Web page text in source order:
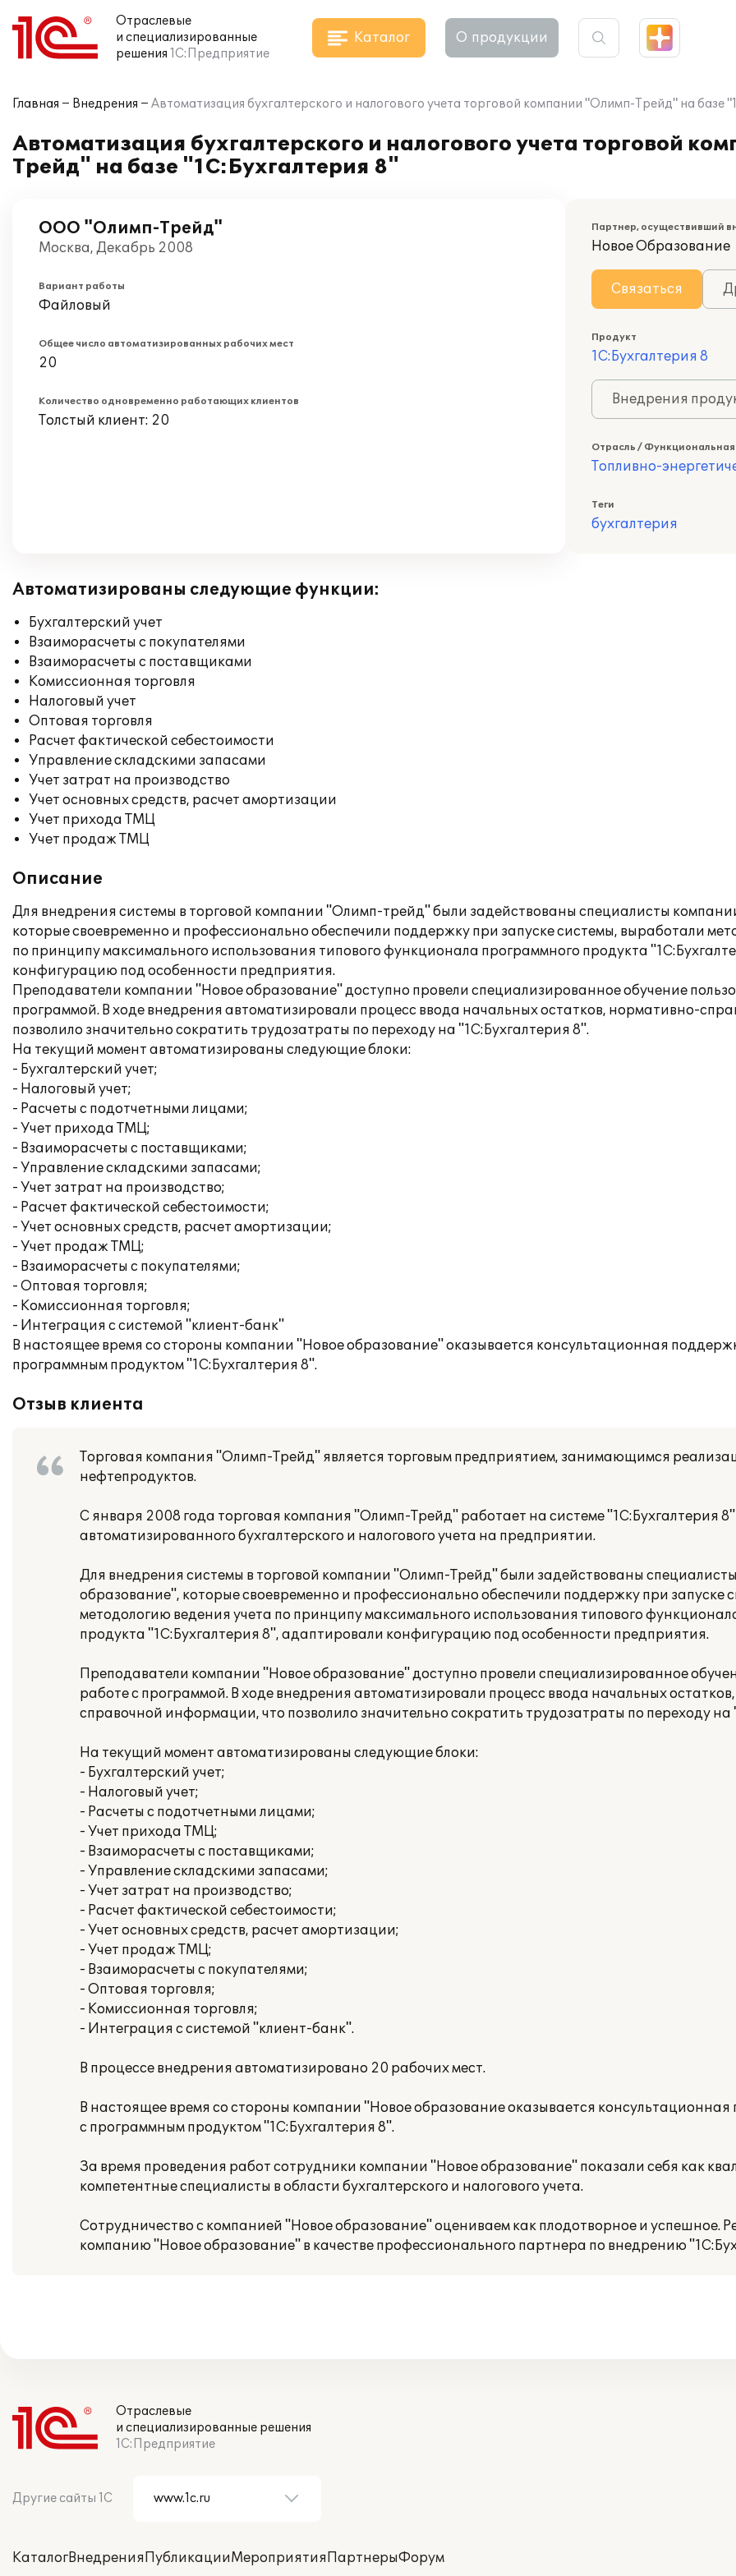
Отраслевые
и специализированные
решения 1С:Предприятие
Каталог О продукции
Главная Внедрения Автоматизация бухгалтерского и налогового учета торговой компании "Олимп-Трейд" на базе
Автоматизация бухгалтерского и налогового учета торговой
Трейд" на базе "1С:Бухгалтерия 8"
ООО "Олимп-Трейд"
Москва, Декабрь 2008
Вариант работы
Файловый
Общее число автоматизированных рабочих мест
20
Количество одновременно работающих клиентов
Толстый клиент: 20
Партнер, осуществивший
Новое Образование
Связаться
Продукт
1С:Бухгалтерия 8
Внедрения
Отрасль / Функциональная
Топливно-
Теги
бухгалтерия
Автоматизированы следующие функции:
Бухгалтерский учет
Взаиморасчеты с покупателями
Взаиморасчеты с поставщиками
Комиссионная торговля
Налоговый учет
Оптовая торговля
Расчет фактической себестоимости
Управление складскими запасами
Учет затрат на производство
Учет основных средств, расчет амортизации
Учет прихода ТМЦ
Учет продаж ТМЦ
Описание
Для внедрения системы в торговой компании "Олимп-трейд" были задействованы специалисты
которые своевременно и профессионально обеспечили поддержку при запуске системы, выработали
по принципу максимального использования типового функционала программного продукта
конфигурацию под особенности предприятия.
Преподаватели компании "Новое образование" доступно провели специализированное обучение
программой. В ходе внедрения автоматизировали процесс ввода начальных остатков, нормативно-
позволило значительно сократить трудозатраты по переходу на "1С:Бухгалтерия 8".
На текущий момент автоматизированы следующие блоки:
- Бухгалтерский учет;
- Налоговый учет;
- Расчеты с подотчетными лицами;
- Учет прихода ТМЦ;
- Взаиморасчеты с поставщиками;
- Управление складскими запасами;
- Учет затрат на производство;
- Расчет фактической себестоимости;
- Учет основных средств, расчет амортизации;
- Учет продаж ТМЦ;
- Взаиморасчеты с покупателями;
- Оптовая торговля;
- Комиссионная торговля;
- Интеграция с системой "клиент-банк"
В настоящее время со стороны компании "Новое образование" оказывается консультационная
программным продуктом "1С:Бухгалтерия 8".
Отзыв клиента
Торговая компания "Олимп-Трейд" является торговым предприятием, занимающимся
нефтепродуктов.
С января 2008 года торговая компания "Олимп-Трейд" работает на системе "1C:Бухгалтерия
автоматизированного бухгалтерского и налогового учета на предприятии.
Для внедрения системы в торговой компании "Олимп-Трейд" были задействованы
образование", которые своевременно и профессионально обеспечили поддержку при запуске
методологию ведения учета по принципу максимального использования типового
продукта "1C:Бухгалтерия 8", адаптировали конфигурацию под особенности предприятия.
Преподаватели компании "Новое образование" доступно провели специализированное
работе с программой. В ходе внедрения автоматизировали процесс ввода начальных
справочной информации, что позволило значительно сократить трудозатраты по переходу на
На текущий момент автоматизированы следующие блоки:
- Бухгалтерский учет;
- Налоговый учет;
- Расчеты с подотчетными лицами;
- Учет прихода ТМЦ;
- Взаиморасчеты с поставщиками;
- Управление складскими запасами;
- Учет затрат на производство;
- Расчет фактической себестоимости;
- Учет основных средств, расчет амортизации;
- Учет продаж ТМЦ;
- Взаиморасчеты с покупателями;
- Оптовая торговля;
- Комиссионная торговля;
- Интеграция с системой "клиент-банк".
В процессе внедрения автоматизировано 20 рабочих мест.
В настоящее время со стороны компании "Новое образование оказывается
с программным продуктом "1C:Бухгалтерия 8".
За время проведения работ сотрудники компании "Новое образование" показали себя как
компетентные специалисты в области бухгалтерского и налогового учета.
Сотрудничество с компанией "Новое образование" оцениваем как плодотворное и успешное.
компанию "Новое образование" в качестве профессионального партнера по внедрению
Отраслевые
и специализированные решения
1С:Предприятие
Другие сайты 1С
КаталогВнедренияПубликацииМероприятияПартнерыФорум